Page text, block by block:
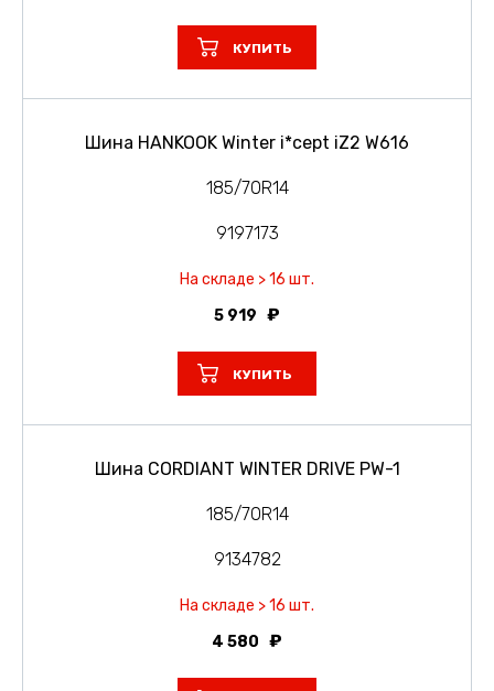
КУПИТЬ
Шина HANKOOK Winter i*cept iZ2 W616
185/70R14
9197173
На складе > 16 шт.
5 919
КУПИТЬ
Шина CORDIANT WINTER DRIVE PW-1
185/70R14
9134782
На складе > 16 шт.
4 580